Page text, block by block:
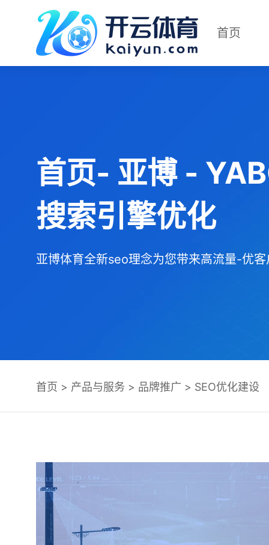
首页
首页- 亚博 -
搜索引擎优化
亚博体育全新seo理念为您带来高流量-优客
首页 > 产品与服务 > 品牌推广 > SEO优化建设